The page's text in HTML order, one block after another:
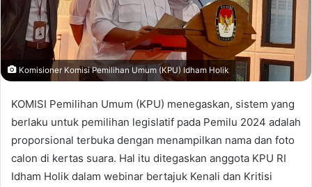
Komisioner Komisi Pemilihan Umum (KPU) Idham Holik
KOMISI Pemilihan Umum (KPU) menegaskan, sistem yang
berlaku untuk pemilihan legislatif pada Pemilu 2024 adalah
proporsional terbuka dengan menampilkan nama dan foto
calon di kertas suara. Hal itu ditegaskan anggota KPU RI
Idham Holik dalam webinar bertajuk Kenali dan Kritisi